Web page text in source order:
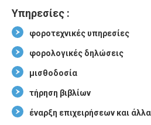
Υπηρεσίες :
φοροτεχνικές υπηρεσίες
φορολογικές δηλώσεις
μισθοδοσία
τήρηση βιβλίων
έναρξη επιχειρήσεων και